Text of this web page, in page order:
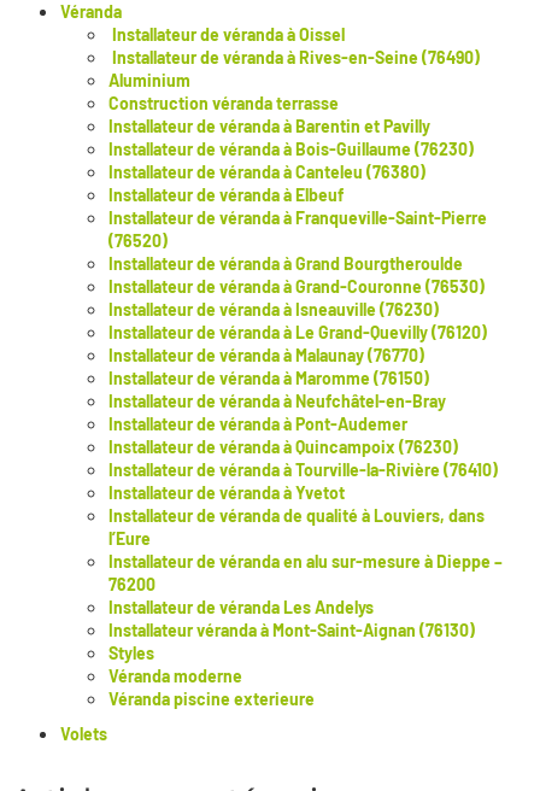
Véranda
Installateur de véranda à Oissel
Installateur de véranda à Rives-en-Seine (76490)
Aluminium
Construction véranda terrasse
Installateur de véranda à Barentin et Pavilly
Installateur de véranda à Bois-Guillaume (76230)
Installateur de véranda à Canteleu (76380)
Installateur de véranda à Elbeuf
Installateur de véranda à Franqueville-Saint-Pierre
(76520)
Installateur de véranda à Grand Bourgtheroulde
Installateur de véranda à Grand-Couronne (76530)
Installateur de véranda à Isneauville (76230)
Installateur de véranda à Le Grand-Quevilly (76120)
Installateur de véranda à Malaunay (76770)
Installateur de véranda à Maromme (76150)
Installateur de véranda à Neufchâtel-en-Bray
Installateur de véranda à Pont-Audemer
Installateur de véranda à Quincampoix (76230)
Installateur de véranda à Tourville-la-Rivière (76410)
Installateur de véranda à Yvetot
Installateur de véranda de qualité à Louviers, dans
l’Eure
Installateur de véranda en alu sur-mesure à Dieppe –
76200
Installateur de véranda Les Andelys
Installateur véranda à Mont-Saint-Aignan (76130)
Styles
Véranda moderne
Véranda piscine exterieure
Volets